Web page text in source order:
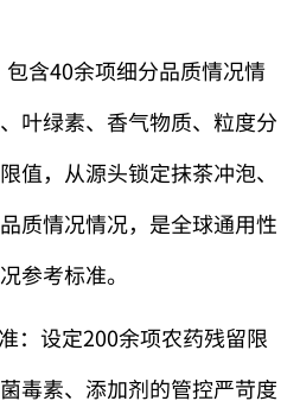
含40余项细分品质情况情
叶绿素、香气物质、粒度分
值，从源头锁定抹茶冲泡、
质情况情况，是全球通用性
参考标准。
：设定200余项农药残留限
毒素、添加剂的管控严苛度